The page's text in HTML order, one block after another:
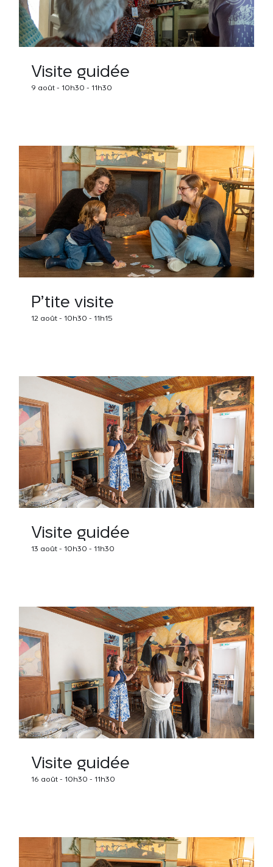
Visite guidée
9 août - 10h30 - 11h30
P’tite visite
12 août - 10h30 - 11h15
Visite guidée
13 août - 10h30 - 11h30
Visite guidée
16 août - 10h30 - 11h30